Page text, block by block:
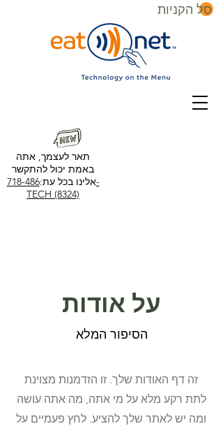
תאר לעצמך, אתה
באמת יכול להתקשר
אלינו בכל עת:718-486-
TECH (8324)
סל הקניות
על אודות
הסיפור המלא
זה דף האודות שלך. זו הזדמנות מצוינת
לתת רקע מלא על מי אתה, מה אתה עושה
ומה יש לאתר שלך להציע. לחץ פעמיים על